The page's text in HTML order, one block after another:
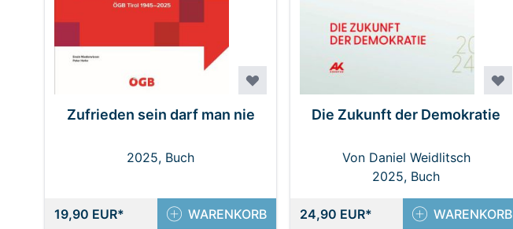
Zufrieden sein darf man nie
2025, Buch
19,90 EUR WARENKORB
Die Zukunft der Demokratie
Von Daniel Weidlitsch
2025, Buch
24,90 EUR WARENKORB